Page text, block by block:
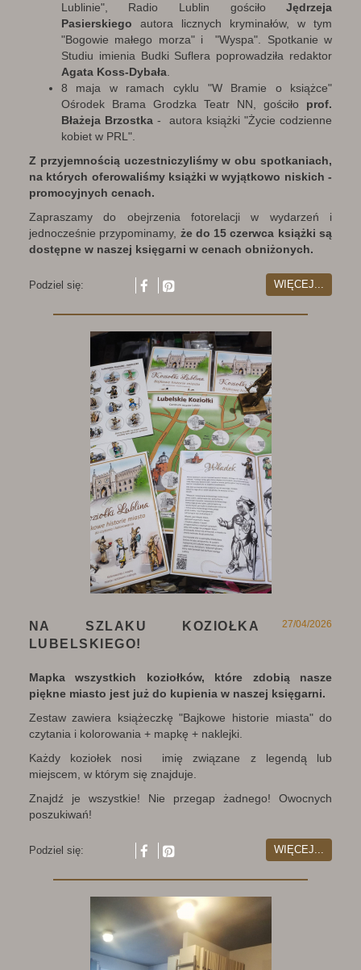
Lublinie", Radio Lublin gościłoJędrzeja
Pasierskiego autora licznych kryminałów, w tym
"Bogowie małego morza" i "Wyspa". Spotkanie w
Studiu imienia Budki Suflera poprowadziła redaktor
Agata Koss-Dybała.
8 maja w ramach cyklu "W Bramie o książce"
Ośrodek Brama Grodzka Teatr NN, gościło prof.
Błażeja Brzostka- autora książki "Życie codzienne
kobiet w PRL".
Z przyjemnością uczestniczyliśmy w obu spotkaniach,
na których oferowaliśmy książki w wyjątkowo niskich -
promocyjnych cenach.
Zapraszamy do obejrzenia fotorelacji w wydarzeń i
jednocześnie przypominamy, że do 15 czerwca książki są
dostępne w naszej księgarni w cenach obniżonych.
Podziel się: WIĘCEJ...
27/04/2026
NA SZLAKU KOZIOŁKA
LUBELSKIEGO!
Mapka wszystkich koziołków, które zdobią nasze
piękne miasto jest już do kupienia w naszej księgarni.
Zestaw zawiera książeczkę "Bajkowe historie miasta" do
czytania i kolorowania + mapkę + naklejki.
Każdy koziołek nosi imię związane z legendą lub
miejscem, w którym się znajduje.
Znajdź je wszystkie! Nie przegap żadnego! Owocnych
poszukiwań!
Podziel się: WIĘCEJ...